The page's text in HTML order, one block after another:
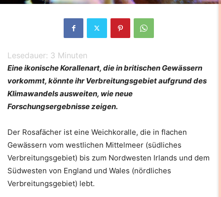
Lesedauer: 3 Minuten
Eine ikonische Korallenart, die in britischen Gewässern
vorkommt, könnte ihr Verbreitungsgebiet aufgrund des
Klimawandels ausweiten, wie neue
Forschungsergebnisse zeigen.
Der Rosafächer ist eine Weichkoralle, die in flachen
Gewässern vom westlichen Mittelmeer (südliches
Verbreitungsgebiet) bis zum Nordwesten Irlands und dem
Südwesten von England und Wales (nördliches
Verbreitungsgebiet) lebt.